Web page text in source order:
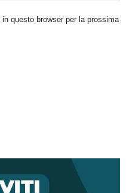
questo browser per la prossima